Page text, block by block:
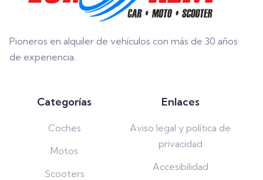
Pioneros en alquiler de vehículos con más de 30 años
de experiencia.
Categorías
Coches
Motos
Scooters
Enlaces
Aviso legal y política de
privacidad
Accesibilidad